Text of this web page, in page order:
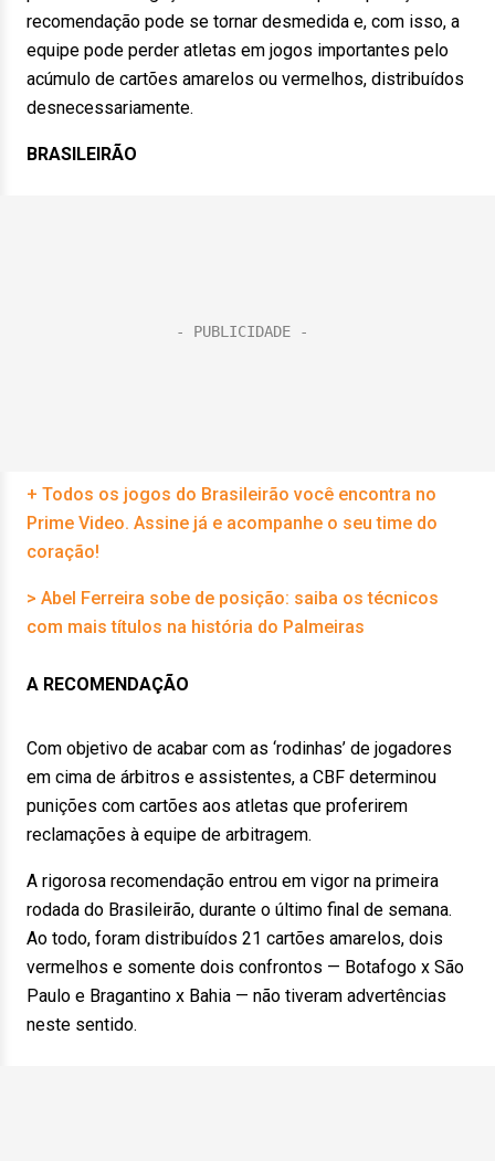
recomendação pode se tornar desmedida e, com isso, a
equipe pode perder atletas em jogos importantes pelo
acúmulo de cartões amarelos ou vermelhos, distribuídos
desnecessariamente.
BRASILEIRÃO
+ Todos os jogos do Brasileirão você encontra no
Prime Video. Assine já e acompanhe o seu time do
coração!
> Abel Ferreira sobe de posição: saiba os técnicos
com mais títulos na história do Palmeiras
A RECOMENDAÇÃO
Com objetivo de acabar com as ‘rodinhas’ de jogadores
em cima de árbitros e assistentes, a CBF determinou
punições com cartões aos atletas que proferirem
reclamações à equipe de arbitragem.
A rigorosa recomendação entrou em vigor na primeira
rodada do Brasileirão, durante o último final de semana.
Ao todo, foram distribuídos 21 cartões amarelos, dois
vermelhos e somente dois confrontos — Botafogo x São
Paulo e Bragantino x Bahia — não tiveram advertências
neste sentido.